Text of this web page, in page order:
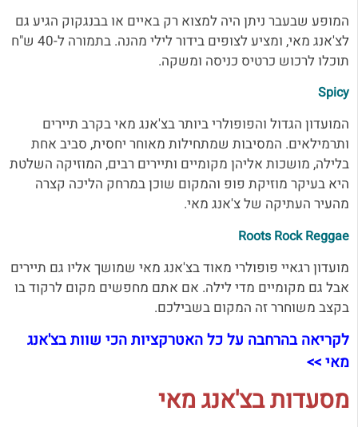
המופע שבעבר ניתן היה למצוא רק באיים או בבנגקוק הגיע גם
לצ'אנג מאי, ומציע לצופים בידור לילי מהנה. בתמורה ל-40 ש"ח
תוכלו לרכוש כרטיס כניסה ומשקה.
Spicy
המועדון הגדול והפופולרי ביותר בצ'אנג מאי בקרב תיירים
ותרמילאים. המסיבות שמתחילות מאוחר יחסית, סביב אחת
בלילה, מושכות אליהן מקומיים ותיירים רבים, המוזיקה השלטת
היא בעיקר מוזיקת פופ והמקום שוכן במרחק הליכה קצרה
מהעיר העתיקה של צ'אנג מאי.
Roots Rock Reggae
מועדון רגאיי פופולרי מאוד בצ'אנג מאי שמושך אליו גם תיירים
אבל גם מקומיים מדי לילה. אם אתם מחפשים מקום לרקוד בו
בקצב משוחרר זה המקום בשבילכם.
לקריאה בהרחבה על כל האטרקציות הכי שוות בצ'אנג
מאי >>
מסעדות בצ'אנג מאי